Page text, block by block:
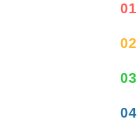
01
02
03
04